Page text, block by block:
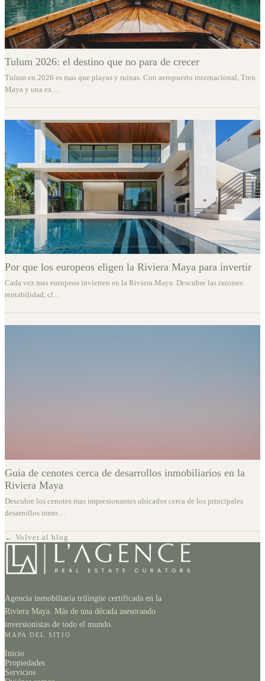
Tulum 2026: el destino que no para de crecer
Tulum en 2026 es mas que playas y ruinas. Con aeropuerto internacional, Tren
Maya y una ex
Por que los europeos eligen la Riviera Maya para invertir
Cada vez mas europeos invierten en la Riviera Maya. Descubre las razones:
rentabilidad, cl…
Guia de cenotes cerca de desarrollos inmobiliarios en la
Riviera Maya
Descubre los cenotes mas impresionantes ubicados cerca de los principales
desarrollos inmo…
← Volver al blog
Agencia inmobiliaria trilingüe certificada en la
Riviera Maya. Más de una década asesorando
inversionistas de todo el mundo.
MAPA DEL SITIO
Inicio
Propiedades
Servicios